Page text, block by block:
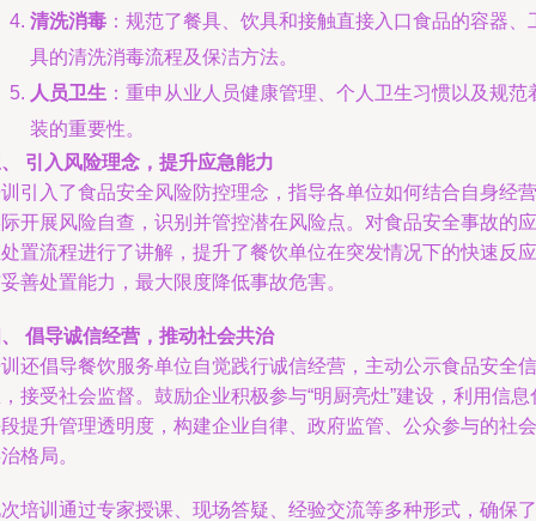
清洗消毒 ：规范了餐具、饮具和接触直接入口食品的容器、
具的清洗消毒流程及保洁方法。
人员卫生 ：重申从业人员健康管理、个人卫生习惯以及规范
装的重要性。
引入风险理念，提升应急能力
引入了食品安全风险防控理念，指导各单位如何结合自身经营
开展风险自查，识别并管控潜在风险点。对食品安全事故的应
置流程进行了讲解，提升了餐饮单位在突发情况下的快速反应
善处置能力，最大限度降低事故危害。
倡导诚信经营，推动社会共治
还倡导餐饮服务单位自觉践行诚信经营，主动公示食品安全信
接受社会监督。鼓励企业积极参与“明厨亮灶”建设，利用信息
提升管理透明度，构建企业自律、政府监管、公众参与的社会
格局。
培训通过专家授课、现场答疑、经验交流等多种形式，确保了